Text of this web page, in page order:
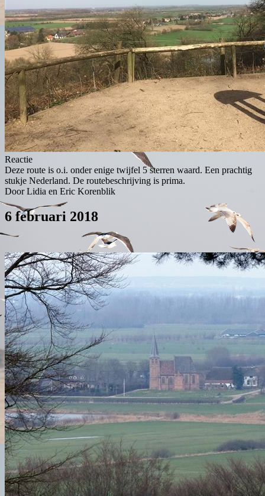
Reactie
Deze route is o.i. onder enige twijfel 5 sterren waard. Een prachtig
stukje Nederland. De routebeschrijving is prima.
Door Lidia en Eric Korenblik
6 februari 2018